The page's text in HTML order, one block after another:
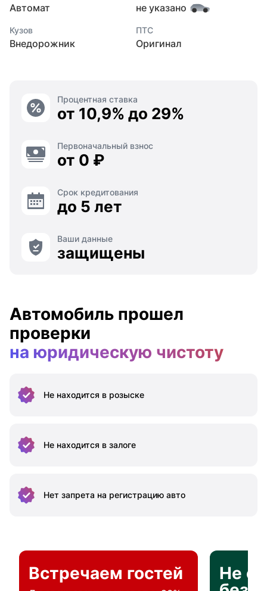
Автомат не указано
Кузов
Внедорожник
ПТС
Оригинал
Процентная ставка
от 10,9% до 29%
Первоначальный взнос
от 0 ₽
Срок кредитования
до 5 лет
Ваши данные
защищены
Автомобиль прошел
проверки
на юридическую чистоту
Не находится в розыске
Не находится в залоге
Нет запрета на регистрацию авто
Встречаем гостей
Не